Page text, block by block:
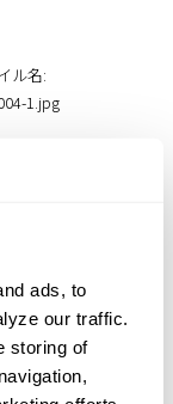
ads, to
our traffic.
storing of
ち、旧高架線路
谷）
渋谷」駅C2出口